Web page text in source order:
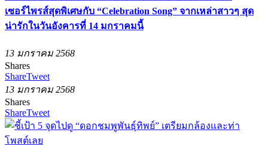
เซอร์ไพรส์สุดพิเศษกับ “Celebration Song” จากเหล่าสาวๆ สุด
น่ารักในวันอังคารที่ 14 มกราคมนี้
13 มกราคม 2568
Shares
ShareTweet
13 มกราคม 2568
Shares
ShareTweet